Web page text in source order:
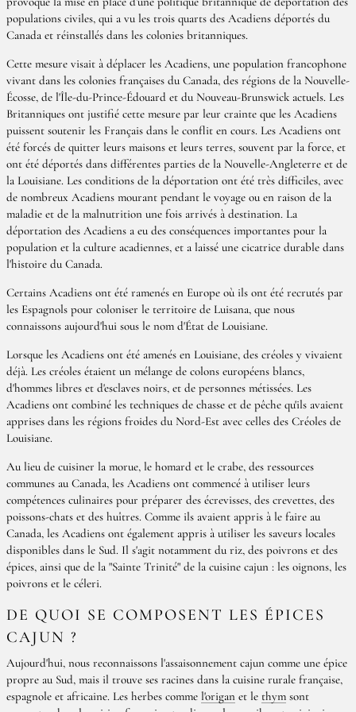
populations civiles, qui a vu les trois quarts des Acadiens déportés du
Canada et réinstallés dans les colonies britanniques.
Cette mesure visait à déplacer les Acadiens, une population francophone
vivant dans les colonies françaises du Canada, des régions de la Nouvelle-
Écosse, de l'Île-du-Prince-Édouard et du Nouveau-Brunswick actuels. Les
Britanniques ont justifié cette mesure par leur crainte que les Acadiens
puissent soutenir les Français dans le conflit en cours. Les Acadiens ont
été forcés de quitter leurs maisons et leurs terres, souvent par la force, et
ont été déportés dans différentes parties de la Nouvelle-Angleterre et de
la Louisiane. Les conditions de la déportation ont été très difficiles, avec
de nombreux Acadiens mourant pendant le voyage ou en raison de la
maladie et de la malnutrition une fois arrivés à destination. La
déportation des Acadiens a eu des conséquences importantes pour la
population et la culture acadiennes, et a laissé une cicatrice durable dans
l'histoire du Canada.
Certains Acadiens ont été ramenés en Europe où ils ont été recrutés par
les Espagnols pour coloniser le territoire de Luisana, que nous
connaissons aujourd'hui sous le nom d'État de Louisiane.
Lorsque les Acadiens ont été amenés en Louisiane, des créoles y vivaient
déjà. Les créoles étaient un mélange de colons européens blancs,
d'hommes libres et d'esclaves noirs, et de personnes métissées. Les
Acadiens ont combiné les techniques de chasse et de pêche qu'ils avaient
apprises dans les régions froides du Nord-Est avec celles des Créoles de
Louisiane.
Au lieu de cuisiner la morue, le homard et le crabe, des ressources
communes au Canada, les Acadiens ont commencé à utiliser leurs
compétences culinaires pour préparer des écrevisses, des crevettes, des
poissons-chats et des huîtres. Comme ils avaient appris à le faire au
Canada, les Acadiens ont également appris à utiliser les saveurs locales
disponibles dans le Sud. Il s'agit notamment du riz, des poivrons et des
épices, ainsi que de la "Sainte Trinité" de la cuisine cajun : les oignons, les
poivrons et le céleri.
DE QUOI SE COMPOSENT LES ÉPICES
CAJUN ?
Aujourd'hui, nous reconnaissons l'assaisonnement cajun comme une épice
propre au Sud, mais il trouve ses racines dans la cuisine rurale française,
espagnole et africaine. Les herbes comme l'origan et le thym sont